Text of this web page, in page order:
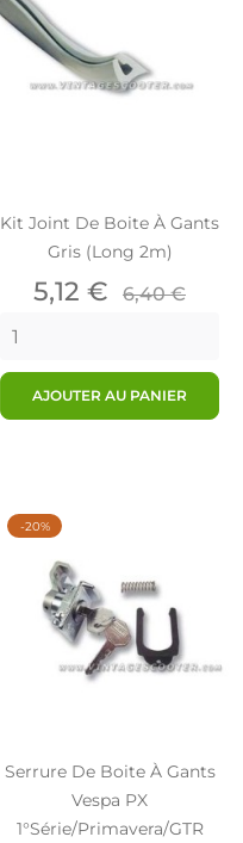
Kit Joint De Boite À Gants
Gris (Long 2m)
Prix
5,12 € Prix
6,40 €
AJOUTER AU PANIER
Serrure De Boite À Gants
Vespa PX
1°série/Primavera/GTR
-20%